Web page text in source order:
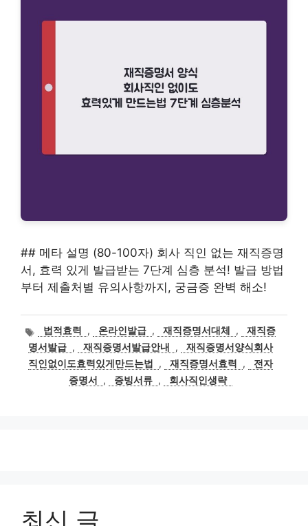
## 메타 설명 (80-100자) 회사 직인 없는 재직증명
서, 효력 있게 발급받는 7단계 심층 분석! 발급 방법
부터 제출처별 유의사항까지, 궁금증 완벽 해소!
태
그
법적효력 , 온라인발급 , 재직증명서대체 ,
재직증
명서발급 , 재직증명서발급안내 ,
재직증명서양식회사
직인없이도효력있게만드는법
, 재직증명서효력 ,
전자
증명서
, 증빙서류 , 회사직인생략
최신 글